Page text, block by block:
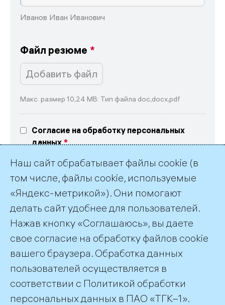
Иванов Иван Иванович
Файл резюме
Добавить файл
Макс. размер 10,24 MB: Тип файла doc,docx,pdf
Согласие на обработку персональных
данных
персональных данных в соответствие
с текстомсогласияиполитикой обработки
персональных данных ПАО «ТГК-1»
©2026 ПАО «ТГК–1»
Наш сайт обрабатывает файлы cookie (в
том числе, файлы cookie, используемые
«Яндекс-метрикой»). Они помогают
делать сайт удобнее для пользователей.
Нажав кнопку «Соглашаюсь», вы даете
свое согласие на обработку файлов cookie
вашего браузера. Обработка данных
пользователей осуществляется в
соответствии с Политикой обработки
персональных данных в ПАО «ТГК–1».